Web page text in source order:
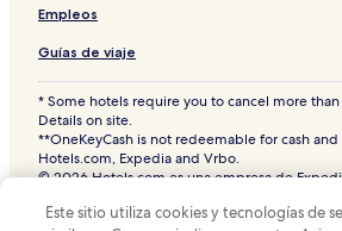
Hoteles cerca de Estadio Nacional
Hoteles con desayuno incluido en
San Isidro
Hoteles 3 estrellas en Magdalena del
Empleos
Guías de viaje
* Some hotels require you to cancel more
Details on site.
**OneKeyCash is not redeemable for cash
Hotels.com, Expedia and Vrbo.
© 2026 Hotels.com es una empresa de
Hoteles.com y el logotipo de Hoteles.com son
Este sitio utiliza cookies y tecnologías de